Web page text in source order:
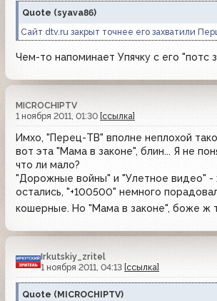
Quote (syava86)
Сайт dtv.ru закрыт точнее его захватили
Чем-то напоминает Упячку с его "потс
MICROCHIPTV
1 ноября 2011, 01:30 [ссылка]
Имхо, "Перец-ТВ" вполне неплохой
вот эта "Мама в законе", блин... Я не
что ли мало?
"Дорожные войны" и "Улетное видео" -
остались, "+100500" немного
кошерные. Но "Мама в законе", боже ж
Irkutskiy_zritel
1 ноября 2011, 04:13 [ссылка]
Quote (MICROCHIPTV)